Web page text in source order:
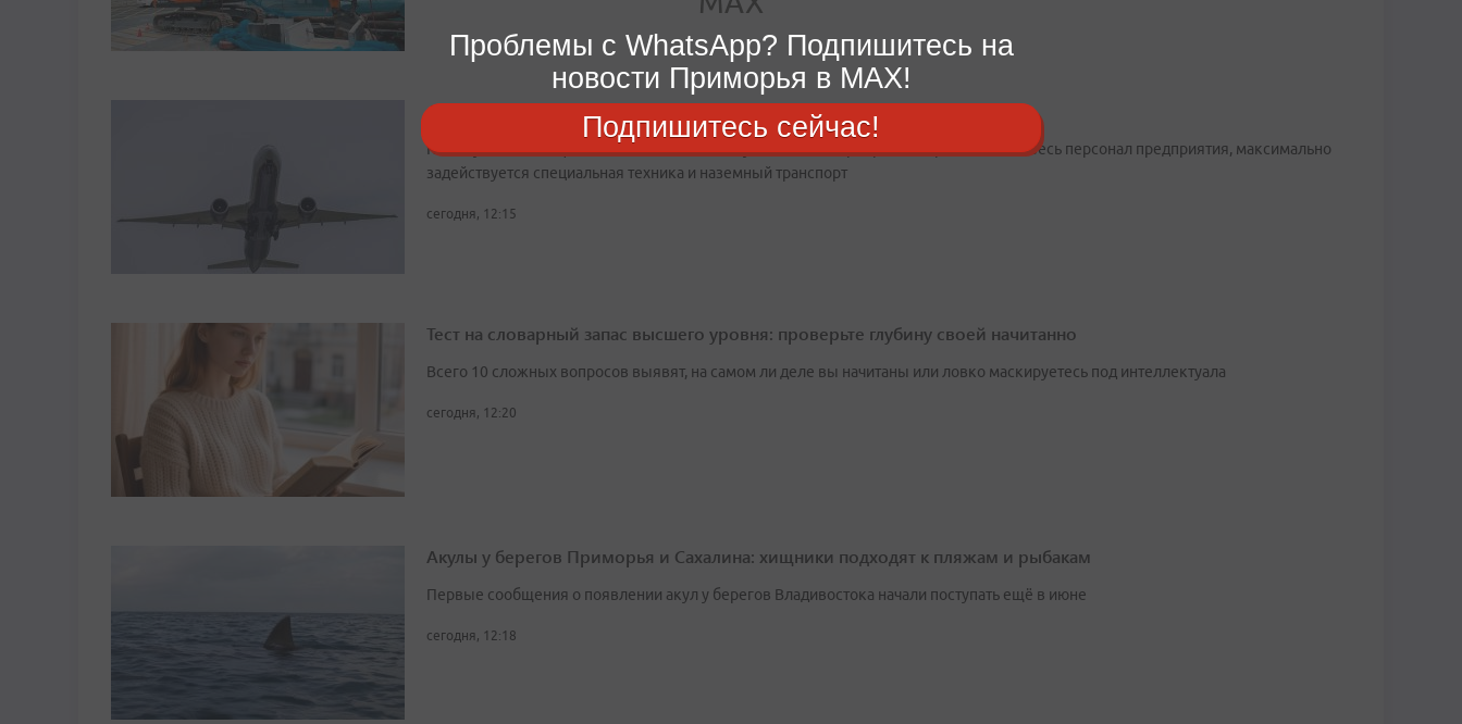
Аэропорт Владивостока готовится к пиковым нагрузкам в дни ВЭФ
К обслуживанию официальных делегаций и участников мероприятия привлекается весь персонал предприятия, максимально
задействуется специальная техника и наземный транспорт
сегодня, 12:15
Тест на словарный запас высшего уровня: проверьте глубину своей начитанно
Всего 10 сложных вопросов выявят, на самом ли деле вы начитаны или ловко маскируетесь под интеллектуала
сегодня, 12:20
Акулы у берегов Приморья и Сахалина: хищники подходят к пляжам и рыбакам
Первые сообщения о появлении акул у берегов Владивостока начали поступать ещё в июне
сегодня, 12:18
Проблемы с WhatsApp? Подпишитесь на
новости Приморья в MAX!
Подпишитесь сейчас!